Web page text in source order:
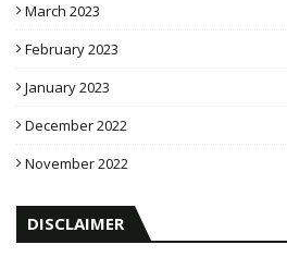
March 2023
February 2023
January 2023
December 2022
November 2022
DISCLAIMER